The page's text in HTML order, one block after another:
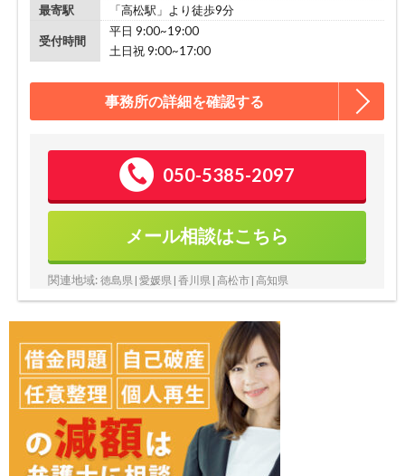
最寄駅
「高松駅」より徒歩9分
受付時間
平日 9:00~19:00
土日祝 9:00~17:00
事務所の詳細を確認する
050-5385-2097
メール相談はこちら
関連地域: 徳島県 | 愛媛県 | 香川県 | 高松市 | 高知県